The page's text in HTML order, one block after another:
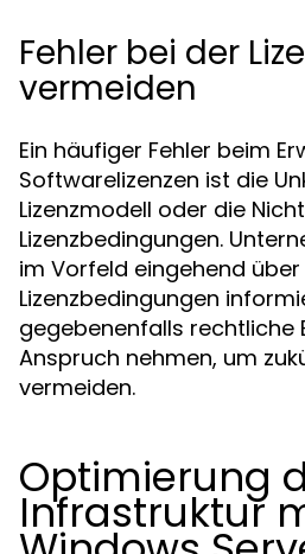
Fehler bei der
vermeiden
Ein häufiger Fehler beim
Softwarelizenzen ist die
Lizenzmodell oder die
Lizenzbedingungen.
im Vorfeld eingehend
Lizenzbedingungen
gegebenenfalls rechtliche
Anspruch nehmen, um
vermeiden.
Optimierung
Infrastruktur